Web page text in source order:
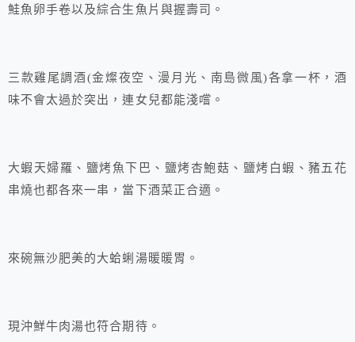
鮭魚卵手卷以及綜合生魚片與握壽司。
三款雞尾調酒(金燦夜空、漫月光、南島微風)各拿一杯，酒
味不會太過於突出，連女兒都能淺嚐。
大蝦天婦羅、鹽烤魚下巴、鹽烤杏鮑菇、鹽烤白蝦、豬五花
串燒也都各來一串，當下酒菜正合適。
來碗無沙肥美的大蛤蜊湯暖暖胃。
現沖鮮牛肉湯也符合期待。